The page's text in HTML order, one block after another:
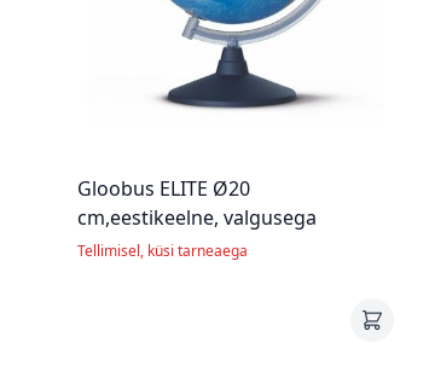
Gloobus ELITE Ø20
cm,eestikeelne, valgusega
Tellimisel, küsi tarneaega